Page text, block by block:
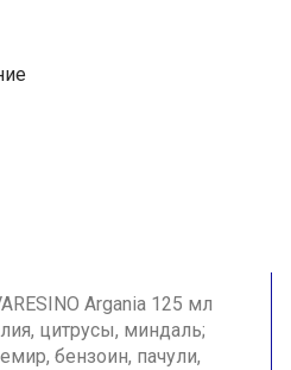
Argania 125 мл
цитрусы, миндаль;
бензоин, пачули,